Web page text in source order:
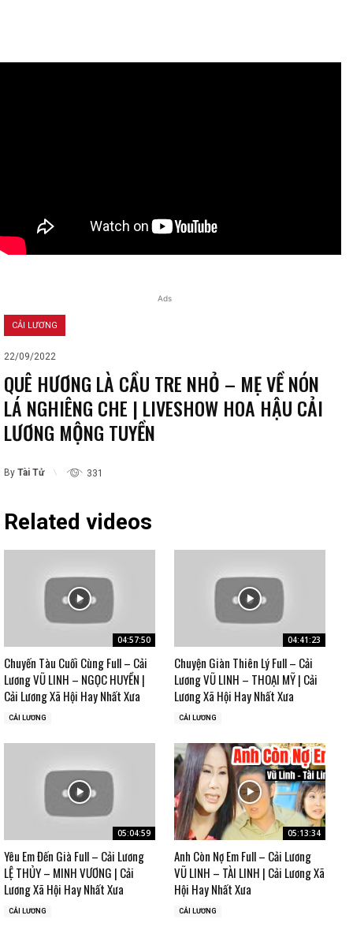
Ads
CẢI LƯƠNG
22/09/2022
QUÊ HƯƠNG LÀ CẦU TRE NHỎ – MẸ VỀ NÓN
LÁ NGHIÊNG CHE | LIVESHOW HOA HẬU CẢI
LƯƠNG MỘNG TUYỀN
By Tài Tử 331
Related videos
04:57:50
Chuyến Tàu Cuối Cùng Full – Cải
Lương VŨ LINH – NGỌC HUYỀN |
Cải Lương Xã Hội Hay Nhất Xưa
CẢI LƯƠNG
04:41:23
Chuyện Giàn Thiên Lý Full – Cải
Lương VŨ LINH – THOẠI MỸ | Cải
Lương Xã Hội Hay Nhất Xưa
CẢI LƯƠNG
05:04:59
Yêu Em Đến Già Full – Cải Lương
LỆ THỦY – MINH VƯƠNG | Cải
Lương Xã Hội Hay Nhất Xưa
CẢI LƯƠNG
05:13:34
Anh Còn Nợ Em Full – Cải Lương
VŨ LINH – TÀI LINH | Cải Lương Xã
Hội Hay Nhất Xưa
CẢI LƯƠNG